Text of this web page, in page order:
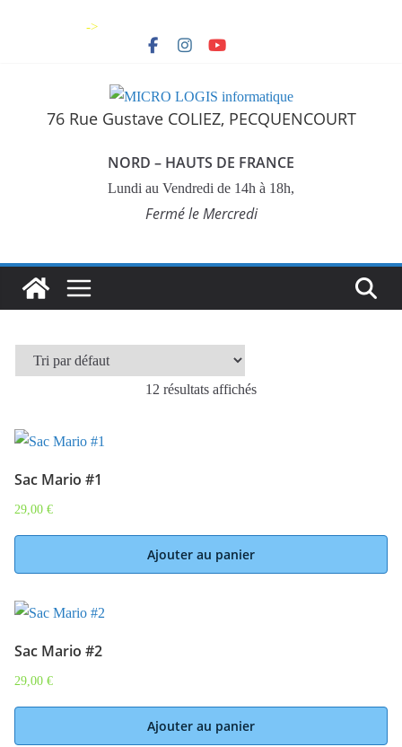
->
76 Rue Gustave COLIEZ, PECQUENCOURT
NORD – HAUTS DE FRANCE
Lundi au Vendredi de 14h à 18h,
Fermé le Mercredi
12 résultats affichés
Sac Mario #1
29,00 €
Ajouter au panier
Sac Mario #2
29,00 €
Ajouter au panier